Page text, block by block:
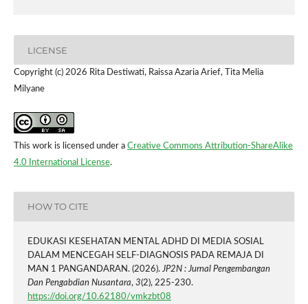
LICENSE
Copyright (c) 2026 Rita Destiwati, Raissa Azaria Arief, Tita Melia
Milyane
This work is licensed under a Creative Commons Attribution-ShareAlike
4.0 International License.
HOW TO CITE
EDUKASI KESEHATAN MENTAL ADHD DI MEDIA SOSIAL
DALAM MENCEGAH SELF-DIAGNOSIS PADA REMAJA DI
MAN 1 PANGANDARAN. (2026). JP2N : Jurnal Pengembangan
Dan Pengabdian Nusantara, 3(2), 225-230.
https://doi.org/10.62180/vmkzbt08